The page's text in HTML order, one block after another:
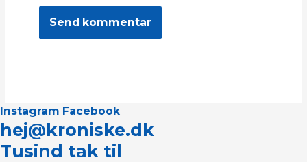
Instagram Facebook
hej@kroniske.dk
Tusind tak til